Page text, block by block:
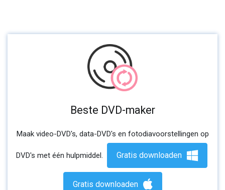
Beste DVD-maker
Maak video-DVD's, data-DVD's en fotodiavoorstellingen op
DVD's met één hulpmiddel. Gratis downloaden
Gratis downloaden